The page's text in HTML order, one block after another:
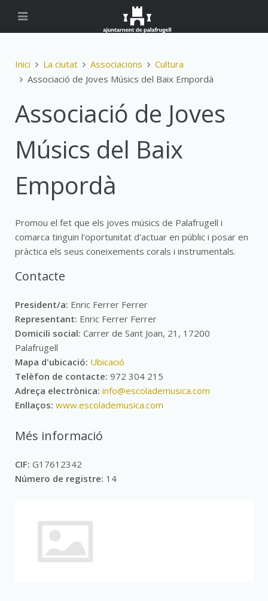
Inici La ciutat Associacions
Cultura
Associació de Joves Músics del Baix Empordà
Associació de Joves
Músics del Baix
Empordà
Promou el fet que els joves músics de Palafrugell i
comarca tinguin l'oportunitat d'actuar en públic i posar en
pràctica els seus coneixements corals i instrumentals.
Contacte
President/a: Enric Ferrer Ferrer
Representant: Enric Ferrer Ferrer
Domicili social: Carrer de Sant Joan, 21, 17200
Palafrugell
Mapa d'ubicació: Ubicació
Telèfon de contacte: 972 304 215
Adreça electrònica: info@escolademusica.com
Enllaços: www.escolademusica.com
Més informació
CIF: G17612342
Número de registre: 14